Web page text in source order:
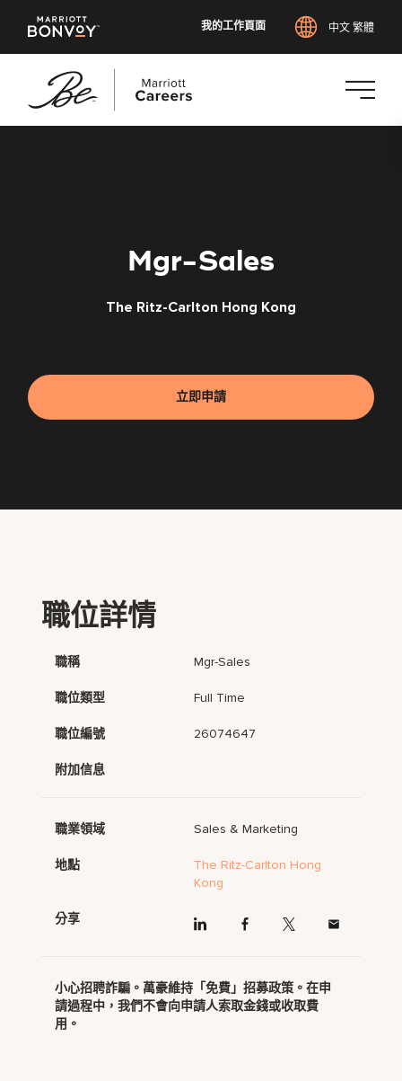
我的工作頁面 中文 繁體
Mgr-Sales
The Ritz-Carlton Hong Kong
立即申請
職位詳情
職稱 Mgr-Sales
職位類型 Full Time
職位編號 26074647
附加信息
職業領域 Sales & Marketing
地點
The Ritz-Carlton Hong
Kong
分享
小心招聘詐騙。萬豪維持「免費」招募政策。在申
請過程中，我們不會向申請人索取金錢或收取費
用。